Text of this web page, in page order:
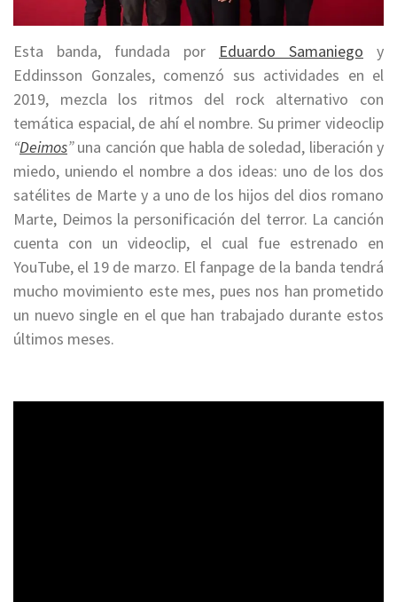
Esta banda, fundada por Eduardo Samaniego y
Eddinsson Gonzales, comenzó sus actividades en el
2019, mezcla los ritmos del rock alternativo con
temática espacial, de ahí el nombre. Su primer videoclip
“Deimos”una canción que habla de soledad, liberación y
miedo, uniendo el nombre a dos ideas: uno de los dos
satélites de Marte y a uno de los hijos del dios romano
Marte, Deimos la personificación del terror. La canción
cuenta con un videoclip, el cual fue estrenado en
YouTube, el 19 de marzo. El fanpage de la banda tendrá
mucho movimiento este mes, pues nos han prometido
un nuevo single en el que han trabajado durante estos
últimos meses.